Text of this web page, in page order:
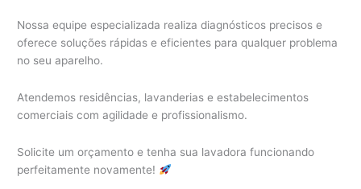
Nossa equipe especializada realiza diagnósticos precisos e
oferece soluções rápidas e eficientes para qualquer problema
no seu aparelho.
Atendemos residências, lavanderias e estabelecimentos
comerciais com agilidade e profissionalismo.
Solicite um orçamento e tenha sua lavadora funcionando
perfeitamente novamente!